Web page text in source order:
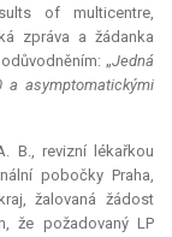
of multicentre,
zpráva a žádanka
„Jedná
a asymptomatickými
B., revizní lékařkou
pobočky Praha,
žalovaná žádost
že požadovaný LP